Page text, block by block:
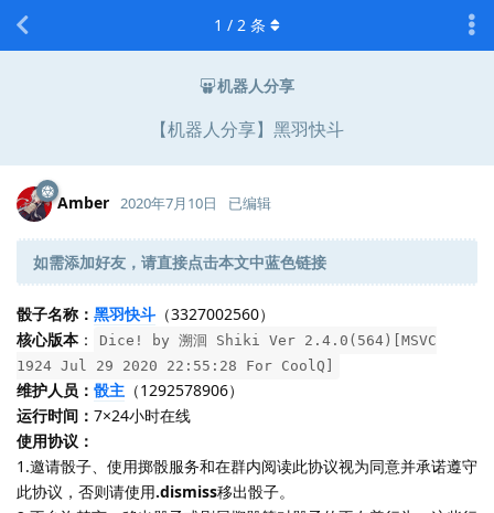
机器人分享
【机器人分享】黑羽快斗
1 / 2 条
Amber 2020年7月10日 已编辑
如需添加好友，请直接点击本文中蓝色链接
骰子名称： 黑羽快斗 （3327002560）
核心版本：
Dice! by 溯洄 Shiki Ver 2.4.0(564)[MSVC
1924 Jul 29 2020 22:55:28 For CoolQ]
维护人员： 骰主 （1292578906）
运行时间： 7×24小时在线
使用协议：
1.邀请骰子、使用掷骰服务和在群内阅读此协议视为同意并承诺遵守
此协议，否则请使用.dismiss移出骰子。